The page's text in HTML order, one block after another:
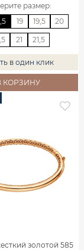
размер:
19 19,5 20
21 21,5
в один клик
КОРЗИНУ
золотой 585